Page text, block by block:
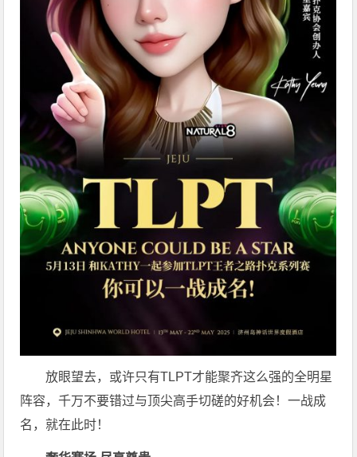
放眼望去，或许只有TLPT才能聚齐这么强的全明星
阵容，千万不要错过与顶尖高手切磋的好机会！一战成
名，就在此时！